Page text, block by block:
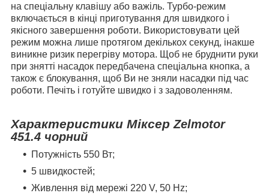
на спеціальну клавішу або важіль. Турбо-режим
включається в кінці приготування для швидкого і
якісного завершення роботи. Використовувати цей
режим можна лише протягом декількох секунд, інакше
виникне ризик перегріву мотора. Щоб не бруднити руки
при знятті насадок передбачена спеціальна кнопка, а
також є блокування, щоб Ви не зняли насадки під час
роботи. Печіть і готуйте швидко і з задоволенням.
Характеристики МіксерZelmotor
451.4 чорний
Потужність 550 Вт;
5 швидкостей;
Живлення від мережі 220 V, 50 Hz;